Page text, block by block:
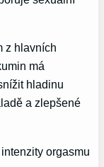
z hlavních
má
hladinu
a zlepšené